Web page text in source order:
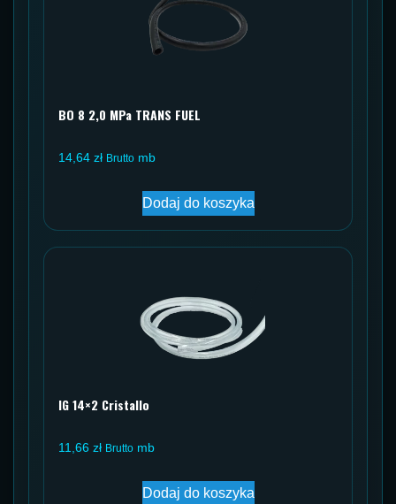
BO 8 2,0 MPa TRANS FUEL
14,64 zł Brutto mb
Dodaj do koszyka
IG 14×2 Cristallo
11,66 zł Brutto mb
Dodaj do koszyka